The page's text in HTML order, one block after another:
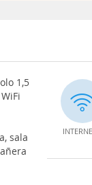
1,5
sala